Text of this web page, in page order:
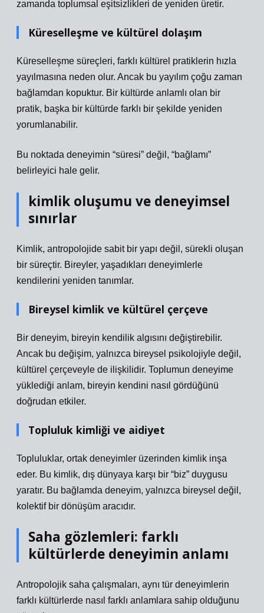
zamanda toplumsal eşitsizlikleri de yeniden üretir.
Küreselleşme ve kültürel dolaşım
Küreselleşme süreçleri, farklı kültürel pratiklerin hızla
yayılmasına neden olur. Ancak bu yayılım çoğu zaman
bağlamdan kopuktur. Bir kültürde anlamlı olan bir
pratik, başka bir kültürde farklı bir şekilde yeniden
yorumlanabilir.
Bu noktada deneyimin “süresi” değil, “bağlamı”
belirleyici hale gelir.
kimlik oluşumu ve deneyimsel
sınırlar
Kimlik, antropolojide sabit bir yapı değil, sürekli oluşan
bir süreçtir. Bireyler, yaşadıkları deneyimlerle
kendilerini yeniden tanımlar.
Bireysel kimlik ve kültürel çerçeve
Bir deneyim, bireyin kendilik algısını değiştirebilir.
Ancak bu değişim, yalnızca bireysel psikolojiyle değil,
kültürel çerçeveyle de ilişkilidir. Toplumun deneyime
yüklediği anlam, bireyin kendini nasıl gördüğünü
doğrudan etkiler.
Topluluk kimliği ve aidiyet
Topluluklar, ortak deneyimler üzerinden kimlik inşa
eder. Bu kimlik, dış dünyaya karşı bir “biz” duygusu
yaratır. Bu bağlamda deneyim, yalnızca bireysel değil,
kolektif bir dönüşüm aracıdır.
Saha gözlemleri: farklı
kültürlerde deneyimin anlamı
Antropolojik saha çalışmaları, aynı tür deneyimlerin
farklı kültürlerde nasıl farklı anlamlara sahip olduğunu